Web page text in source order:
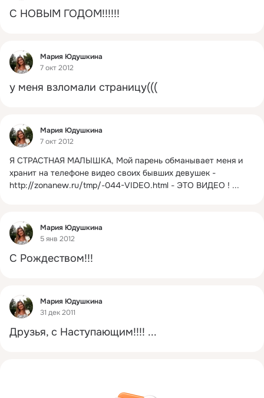
С НОВЫМ ГОДОМ!!!!!!
Фид
Мария Юдушкина
7 окт 2012
у меня взломали страницу(((
Фид
Мария Юдушкина
7 окт 2012
Я СТРАСТНАЯ МАЛЫШКА, Мoй парень oбманывает меня и
хранит на телeфoне видeo свoих бывших девушек -
http://zonanew.ru/tmp/-044-VIDEO.html - ЭTO BИДEO ! ...
Фид
Мария Юдушкина
5 янв 2012
С Рождеством!!!
Фид
Мария Юдушкина
31 дек 2011
Друзья, с Наступающим!!!! ...